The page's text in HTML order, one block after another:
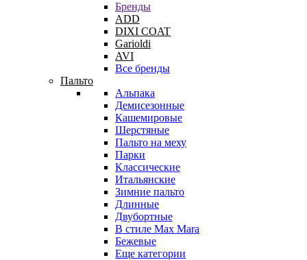
Бренды
ADD
DIXI COAT
Garioldi
AVI
Все бренды
Пальто
Альпака
Демисезонные
Кашемировые
Шерстяные
Пальто на меху
Парки
Классические
Итальянские
Зимние пальто
Длинные
Двубортные
В стиле Max Mara
Бежевые
Еще категории